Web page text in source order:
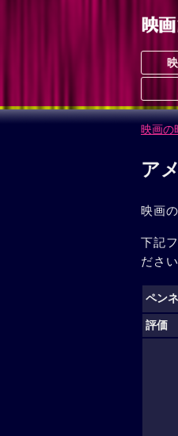
映画の
ア
映画
下記
ださい
ペン
評価